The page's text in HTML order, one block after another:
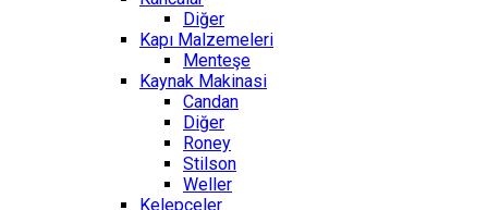
Diğer
Kapı Malzemeleri
Menteşe
Kaynak Makinasi
Candan
Diğer
Roney
Stilson
Weller
Kelepçeler